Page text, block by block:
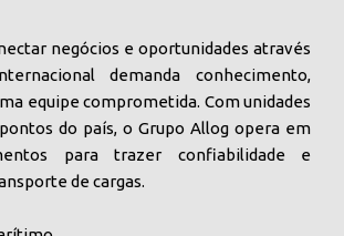
negócios e oportunidades através
demanda conhecimento,
equipe comprometida. Com unidades
do país, o Grupo Allog opera em
para trazer confiabilidade e
de cargas.